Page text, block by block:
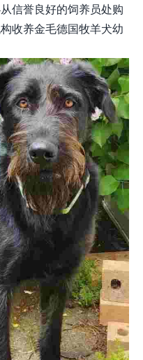
信誉良好的饲养员处购
收养金毛德国牧羊犬幼